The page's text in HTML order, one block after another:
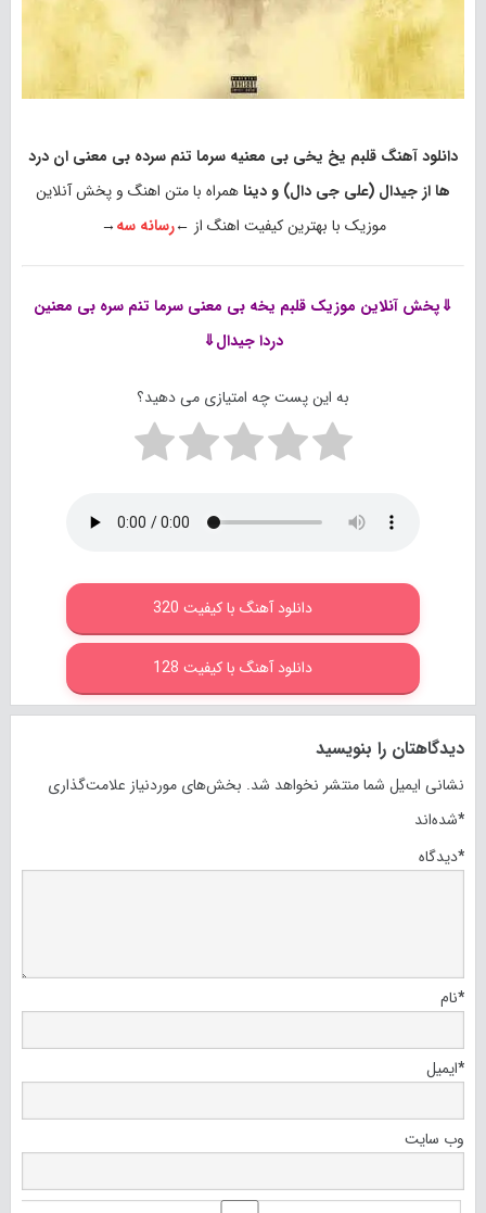
دانلود آهنگ قلبم یخ یخی بی معنیه سرما تنم سرده بی معنی ان درد
ها از جیدال (علی جی دال) و دینا همراه با متن اهنگ و پخش آنلاین
موزیک با بهترین کیفیت اهنگ از ←رسانه سه→
⇓پخش آنلاین موزیکقلبم یخه بی معنی سرما تنم سره بی معنین
دردا جیدال⇓
به این پست چه امتیازی می دهید؟
دانلود آهنگ با کیفیت 320
دانلود آهنگ با کیفیت 128
دیدگاهتان را بنویسید
نشانی ایمیل شما منتشر نخواهد شد. بخش‌های موردنیاز علامت‌گذاری
شده‌اند*
دیدگاه*
نام*
ایمیل*
وب‌ سایت